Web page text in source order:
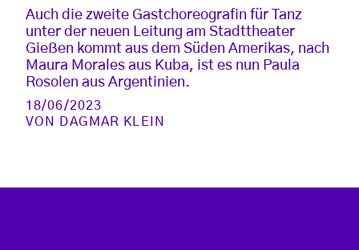
Auch die zweite Gastchoreografin für Tanz
unter der neuen Leitung am Stadttheater
Gießen kommt aus dem Süden Amerikas, nach
Maura Morales aus Kuba, ist es nun Paula
Rosolen aus Argentinien.
18/06/2023
VON
DAGMAR KLEIN